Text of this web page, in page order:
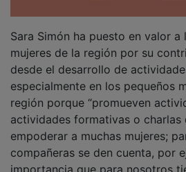
mujeres de la región por su
desde el desarrollo de
especialmente en los pequeños
región porque “promueven
actividades formativas o charlas
empoderar a muchas mujeres;
compañeras se den cuenta, por
importancia que para nosotros